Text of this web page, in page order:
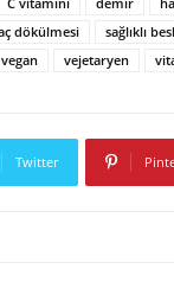
dökülmesi sağlıklı
vegan vejetaryen
Twitter